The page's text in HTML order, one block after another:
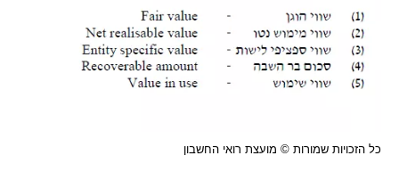
כל הזכויות שמורות © מועצת רואי החשבון